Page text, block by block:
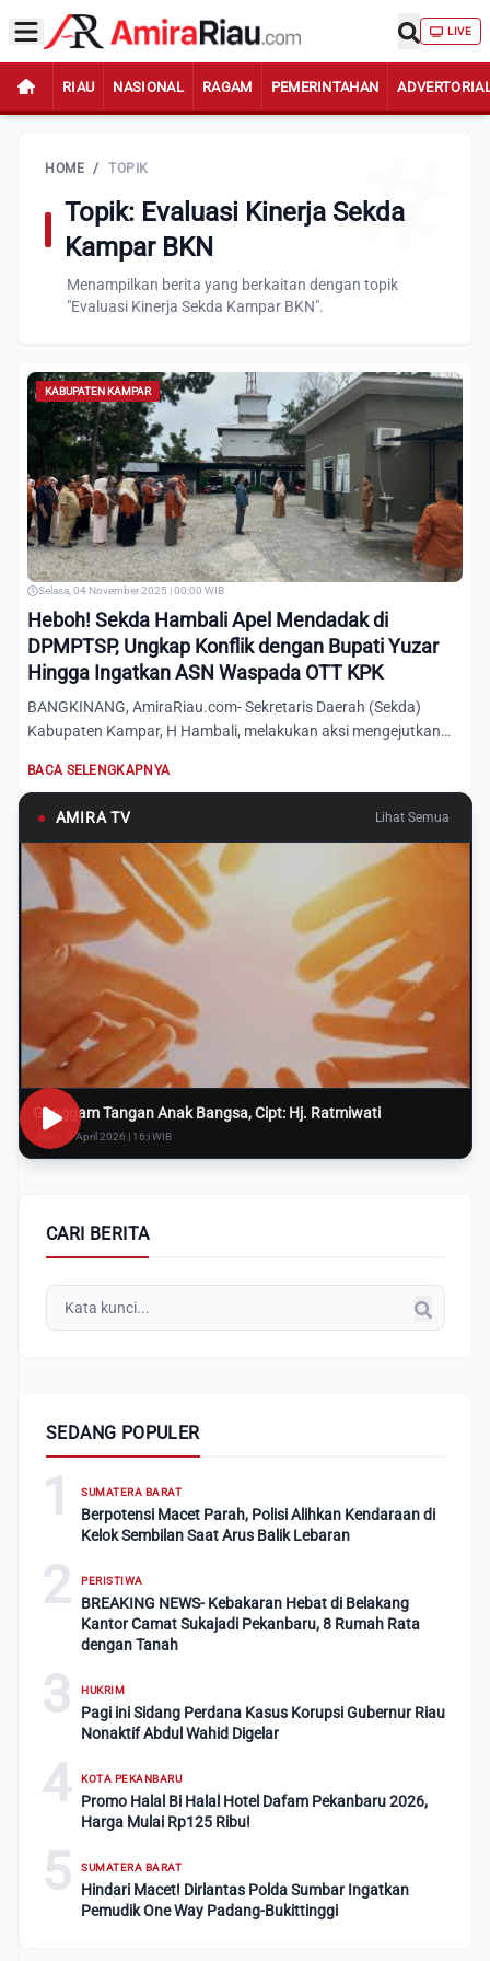
LIVE
RIAU NASIONAL RAGAM PEMERINTAHAN
HOME / TOPIK
Topik: Evaluasi Kinerja Sekda
Kampar BKN
Menampilkan berita yang berkaitan dengan topik
"Evaluasi Kinerja Sekda Kampar BKN".
KABUPATEN KAMPAR
Selasa, 04 November 2025 | 00:00 WIB
Heboh! Sekda Hambali Apel Mendadak di
DPMPTSP, Ungkap Konflik dengan Bupati Yuzar
Hingga Ingatkan ASN Waspada OTT KPK
BANGKINANG, AmiraRiau.com- Sekretaris Daerah (Sekda)
Kabupaten Kampar, H Hambali, melakukan aksi mengejutkan
BACA SELENGKAPNYA
● AMIRA TV Lihat Semua
Genggam Tangan Anak Bangsa, Cipt: Hj. Ratmiwati
Rabu, 8 April 2026 | 16:i WIB
CARI BERITA
SEDANG POPULER
1 SUMATERA BARAT
Berpotensi Macet Parah, Polisi Alihkan Kendaraan di
Kelok Sembilan Saat Arus Balik Lebaran
2 PERISTIWA
BREAKING NEWS- Kebakaran Hebat di Belakang
Kantor Camat Sukajadi Pekanbaru, 8 Rumah Rata
dengan Tanah
3 HUKRIM
Pagi ini Sidang Perdana Kasus Korupsi Gubernur Riau
Nonaktif Abdul Wahid Digelar
4 KOTA PEKANBARU
Promo Halal Bi Halal Hotel Dafam Pekanbaru 2026,
Harga Mulai Rp125 Ribu!
5 SUMATERA BARAT
Hindari Macet! Dirlantas Polda Sumbar Ingatkan
Pemudik One Way Padang-Bukittinggi